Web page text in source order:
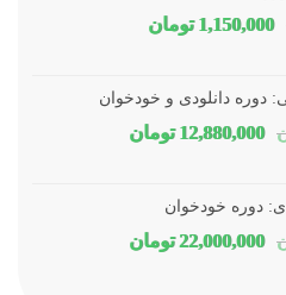
قیمت
بود.
1,150,000 تومانقیمت
است.
دوره دانلودی و خودخوان
قیمت
بود.
12,880,000 تومانقیمت
دوره خودخوان
قیمت
22,000,000 تومانقیمت